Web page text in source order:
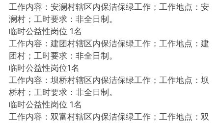
工作内容：安澜村辖区内保洁保绿工作；工作地点：安
澜村；工时要求：非全日制。
临时公益性岗位 1名
工作内容：建团村辖区内保洁保绿工作；工作地点：建
团村；工时要求：非全日制。
临时公益性岗位1名
工作内容：坝桥村辖区内保洁保绿工作；工作地点：坝
桥村；工时要求：非全日制。
临时公益性岗位 1名
工作内容：双富村辖区内保洁保绿工作；工作地点：双